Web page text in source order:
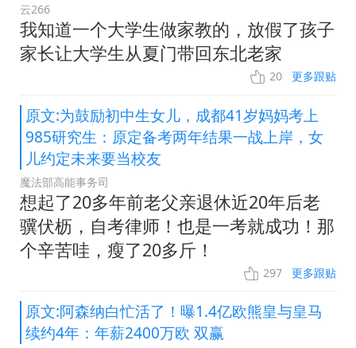
云266
我知道一个大学生做家教的，放假了孩子
家长让大学生从夏门带回东北老家
20 更多跟贴
原文:为鼓励初中生女儿，成都41岁妈妈考上
985研究生：原定备考两年结果一战上岸，女
儿约定未来要当校友
魔法部高能事务司
想起了20多年前老父亲退休近20年后老
骥伏枥，自考律师！也是一考就成功！那
个辛苦哇，瘦了20多斤！
297 更多跟贴
原文:阿森纳白忙活了！曝1.4亿欧熊皇与皇马
续约4年：年薪2400万欧 双赢